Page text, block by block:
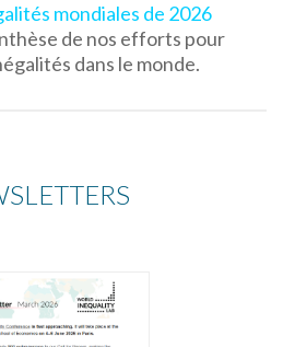
mondiales de 2026
de nos efforts pour
dans le monde.